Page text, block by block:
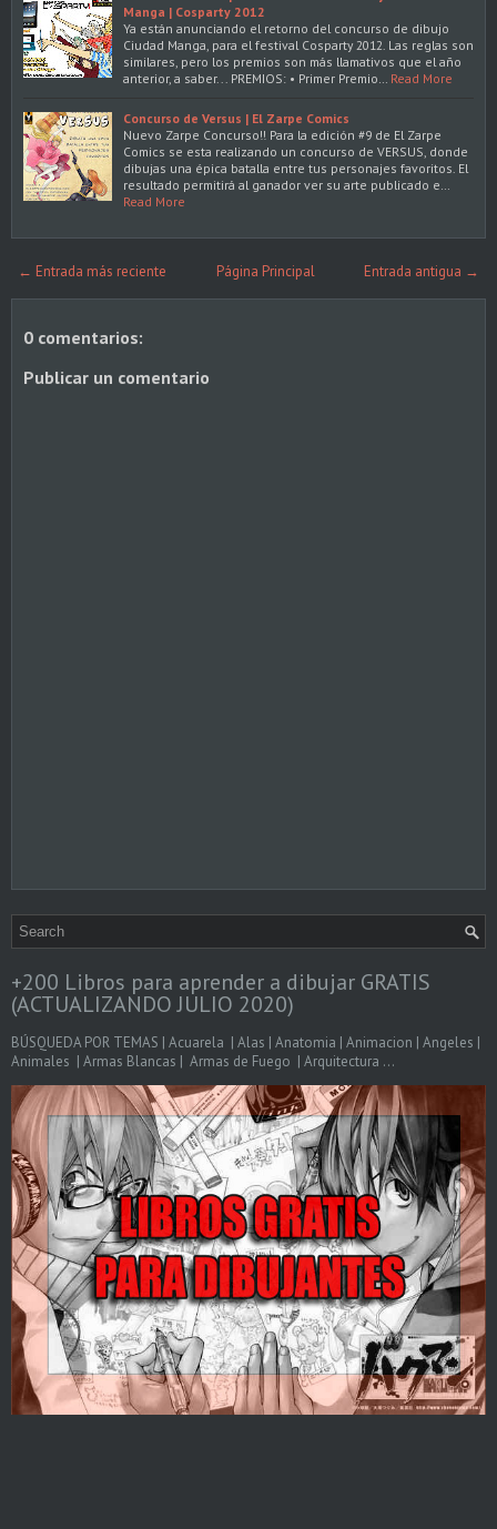
Manga | Cosparty 2012
Ya están anunciando el retorno del concurso de dibujo
Ciudad Manga, para el festival Cosparty 2012. Las reglas son
similares, pero los premios son más llamativos que el año
anterior, a saber... PREMIOS: • Primer Premio…
Read More
Concurso de Versus | El Zarpe Comics
Nuevo Zarpe Concurso!! Para la edición #9 de El Zarpe
Comics se esta realizando un concurso de VERSUS, donde
dibujas una épica batalla entre tus personajes favoritos. El
resultado permitirá al ganador ver su arte publicado e…
Read More
← Entrada más reciente Entrada antigua →
Página Principal
0 comentarios:
Publicar un comentario
+200 Libros para aprender a dibujar GRATIS
(ACTUALIZANDO JULIO 2020)
BÚSQUEDA POR TEMAS | Acuarela | Alas | Anatomia | Animacion | Angeles |
Animales | Armas Blancas | Armas de Fuego | Arquitectura ...